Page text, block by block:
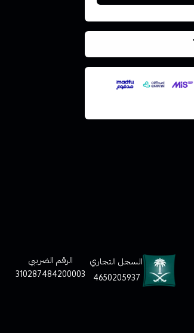
نتميز بلجودة والتخزين الامن
السجل التجاري
4650205937
الرقم الضريبي
310287484200003